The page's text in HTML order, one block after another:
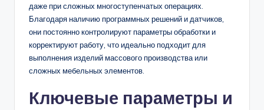
даже при сложных многоступенчатых операциях.
Благодаря наличию программных решений и датчиков,
они постоянно контролируют параметры обработки и
корректируют работу, что идеально подходит для
выполнения изделий массового производства или
сложных мебельных элементов.
Ключевые параметры и